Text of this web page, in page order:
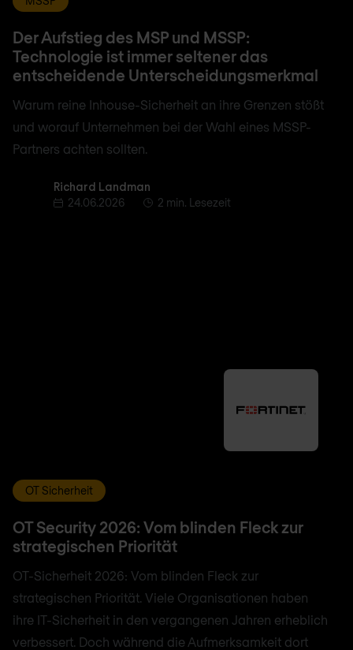
Der Aufstieg des MSP und MSSP:
Technologie ist immer seltener das
entscheidende Unterscheidungsmerkmal
Warum reine Inhouse-Sicherheit an ihre Grenzen stößt
und worauf Unternehmen bei der Wahl eines MSSP-
Partners achten sollten.
Richard Landman
Richard Landman
24.06.2026
2 min. Lesezeit
OT Sicherheit
OT Security 2026: Vom blinden Fleck zur
strategischen Priorität
OT-Sicherheit 2026: Vom blinden Fleck zur
strategischen Priorität. Viele Organisationen haben
ihre IT-Sicherheit in den vergangenen Jahren erheblich
verbessert. Doch während die Aufmerksamkeit dort